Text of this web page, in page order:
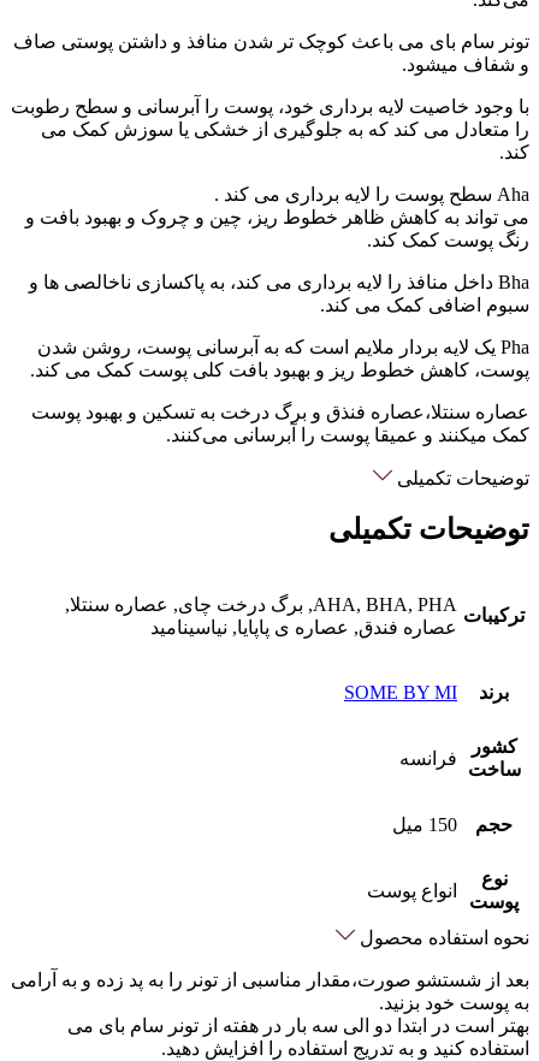
تونر سام بای می باعث کوچک تر شدن منافذ و داشتن پوستی صاف
و شفاف میشود.
با وجود خاصیت لایه برداری خود، پوست را آبرسانی و سطح رطوبت
را متعادل می کند که به جلوگیری از خشکی یا سوزش کمک می
کند.
Aha سطح پوست را لایه برداری می کند .
می تواند به کاهش ظاهر خطوط ریز، چین و چروک و بهبود بافت و
رنگ پوست کمک کند.
Bha داخل منافذ را لایه برداری می کند، به پاکسازی ناخالصی ها و
سبوم اضافی کمک می کند.
Pha یک لایه بردار ملایم است که به آبرسانی پوست، روشن شدن
پوست، کاهش خطوط ریز و بهبود بافت کلی پوست کمک می کند.
عصاره سنتلا،عصاره فنذق و برگ درخت به تسکین و بهبود پوست
کمک میکنند و عمیقا پوست را آبرسانی می‌کنند.
توضیحات تکمیلی
توضیحات تکمیلی
ترکیبات
AHA, BHA, PHA, برگ درخت چای, عصاره سنتلا,
عصاره فندق, عصاره ی پاپایا, نیاسینامید
برند SOME BY MI
کشور
ساخت
فرانسه
حجم 150 میل
نوع
پوست
انواع پوست
نحوه استفاده محصول
بعد از شستشو صورت،مقدار مناسبی از تونر را به پد زده و به آرامی
به پوست خود بزنید.
بهتر است در ابتدا دو الی سه بار در هفته از تونر سام بای می
استفاده کنید و به تدریج استفاده را افزایش دهید.